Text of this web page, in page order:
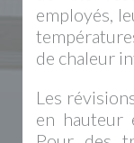
employés,
de chaleur
Les
en hauteur